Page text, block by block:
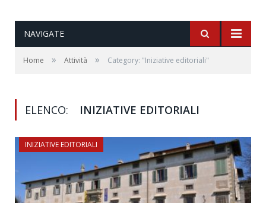
NAVIGATE
Home » Attività » Category: "Iniziative editoriali"
ELENCO: INIZIATIVE EDITORIALI
INIZIATIVE EDITORIALI